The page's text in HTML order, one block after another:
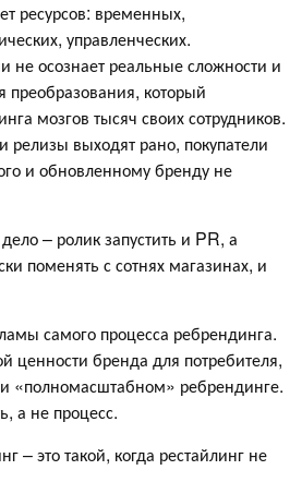
ресурсов: временных,
управленческих.
осознает реальные сложности и
который
мозгов тысяч своих сотрудников.
релизы выходят рано, покупатели
и обновленному бренду не
– ролик запустить и PR, а
поменять с сотнях магазинах, и
самого процесса ребрендинга.
ценности бренда для потребителя,
«полномасштабном» ребрендинге.
а не процесс.
– это такой, когда рестайлинг не